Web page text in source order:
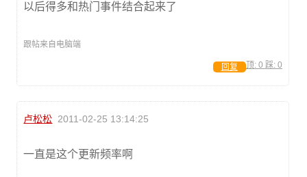
以后得多和热门事件结合起来了
跟帖来自电脑端
顶: 0 踩: 0
回复
卢松松 2011-02-25 13:14:25
一直是这个更新频率啊